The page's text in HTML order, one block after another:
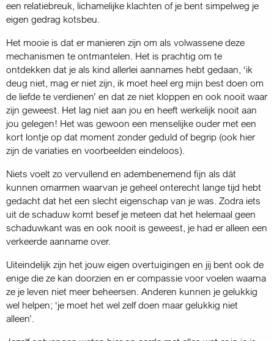
een relatiebreuk, lichamelijke klachten of je bent simpelweg je
eigen gedrag kotsbeu.
Het mooie is dat er manieren zijn om als volwassene deze
mechanismen te ontmantelen. Het is prachtig om te
ontdekken dat je als kind allerlei aannames hebt gedaan, ‘ik
deug niet, mag er niet zijn, ik moet heel erg mijn best doen om
de liefde te verdienen’ en dat ze niet kloppen en ook nooit waar
zijn geweest. Het lag niet aan jou en heeft werkelijk nooit aan
jou gelegen! Het was gewoon een menselijke ouder met een
kort lontje op dat moment zonder geduld of begrip (ook hier
zijn de variaties en voorbeelden eindeloos).
Niets voelt zo vervullend en adembenemend fijn als dát
kunnen omarmen waarvan je geheel onterecht lange tijd hebt
gedacht dat het een slecht eigenschap van je was. Zodra iets
uit de schaduw komt besef je meteen dat het helemaal geen
schaduwkant was en ook nooit is geweest, je had er alleen een
verkeerde aanname over.
Uiteindelijk zijn het jouw eigen overtuigingen en jij bent ook de
enige die ze kan doorzien en er compassie voor voelen waarna
ze je leven niet meer beheersen. Anderen kunnen je gelukkig
wel helpen; ‘je moet het wel zelf doen maar gelukkig niet
alleen’.